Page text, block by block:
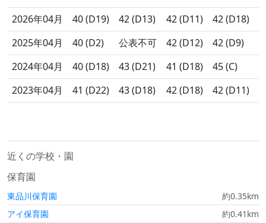
2026年04月
40 (D19) 42 (D13) 42 (D11) 42 (D18)
2025年04月
40 (D2) 公表不可 42 (D12) 42 (D9)
2024年04月
40 (D18) 43 (D21) 41 (D18) 45 (C)
2023年04月
41 (D22) 43 (D18) 42 (D18) 42 (D11)
近くの学校・園
保育園
東品川保育園
約0.35km
アイ保育園
約0.41km